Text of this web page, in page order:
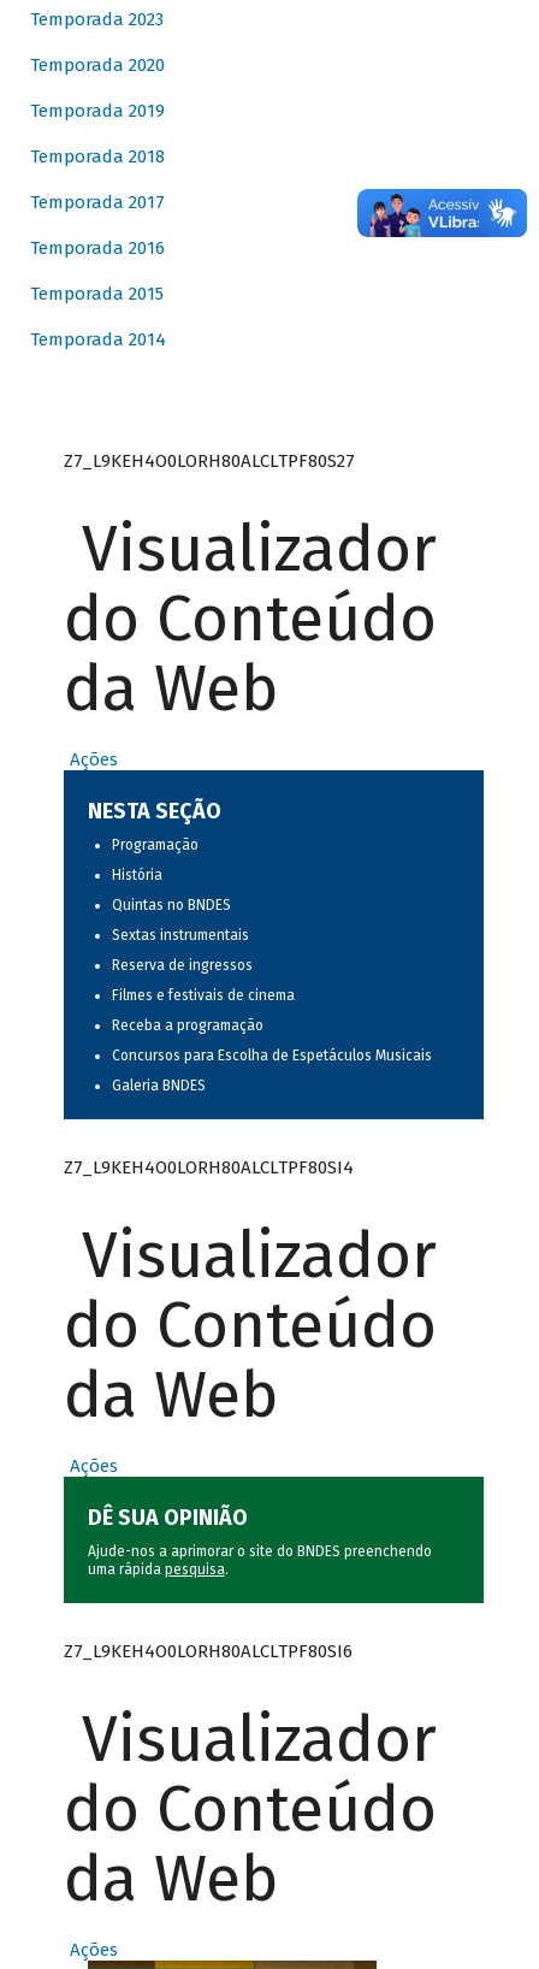
Temporada 2023
Temporada 2020
Temporada 2019
Temporada 2018
Temporada 2017
Temporada 2016
Temporada 2015
Temporada 2014
Z7_L9KEH4O0LORH80ALCLTPF80S27
Visualizador
do Conteúdo
da Web
Ações
NESTA SEÇÃO
Programação
História
Quintas no BNDES
Sextas instrumentais
Reserva de ingressos
Filmes e festivais de cinema
Receba a programação
Concursos para Escolha de Espetáculos Musicais
Galeria BNDES
Z7_L9KEH4O0LORH80ALCLTPF80SI4
Visualizador
do Conteúdo
da Web
Ações
DÊ SUA OPINIÃO
Ajude-nos a aprimorar o site do BNDES preenchendo
uma rápida pesquisa.
Z7_L9KEH4O0LORH80ALCLTPF80SI6
Visualizador
do Conteúdo
da Web
Ações